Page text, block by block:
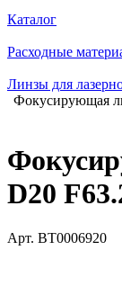
Каталог
Расходные
Линзы для
Фокусирующая
D20
Арт. BT0006920